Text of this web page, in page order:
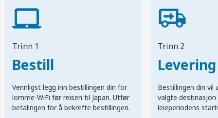
Trinn 1
Bestill
Vennligst legg inn bestillingen din for
lomme-WiFi før reisen til Japan. Utfør
betalingen for å bekrefte bestillingen.
Trinn 2
Levering
Bestillingen din vil
valgte destinasjon
leieperiodens